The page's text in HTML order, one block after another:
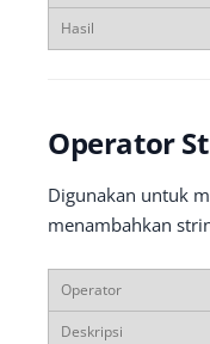
Operator
Digunakan untuk
menambahkan